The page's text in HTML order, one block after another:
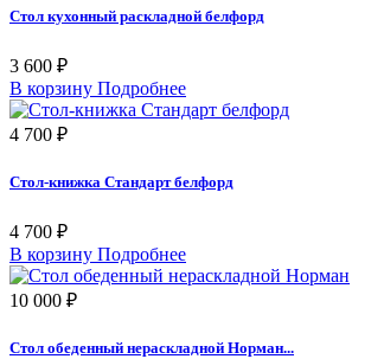
Стол кухонный раскладной белфорд
3 600 ₽
В корзину Подробнее
4 700 ₽
Стол-книжка Стандарт белфорд
4 700 ₽
В корзину Подробнее
10 000 ₽
Стол обеденный нераскладной Норман...